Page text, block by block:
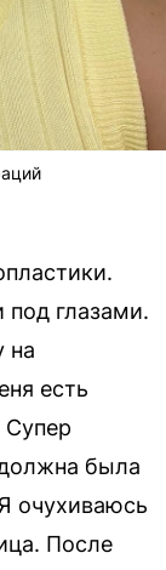
глазами.
на
есть
была
очухиваюсь
После